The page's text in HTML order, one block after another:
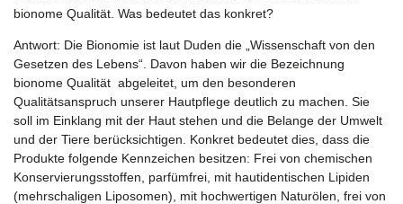
bionome Qualität. Was bedeutet das konkret?
Antwort: Die Bionomie ist laut Duden die „Wissenschaft von den
Gesetzen des Lebens“. Davon haben wir die Bezeichnung
bionome Qualität abgeleitet, um den besonderen
Qualitätsanspruch unserer Hautpflege deutlich zu machen. Sie
soll im Einklang mit der Haut stehen und die Belange der Umwelt
und der Tiere berücksichtigen. Konkret bedeutet dies, dass die
Produkte folgende Kennzeichen besitzen: Frei von chemischen
Konservierungsstoffen, parfümfrei, mit hautidentischen Lipiden
(mehrschaligen Liposomen), mit hochwertigen Naturölen, frei von